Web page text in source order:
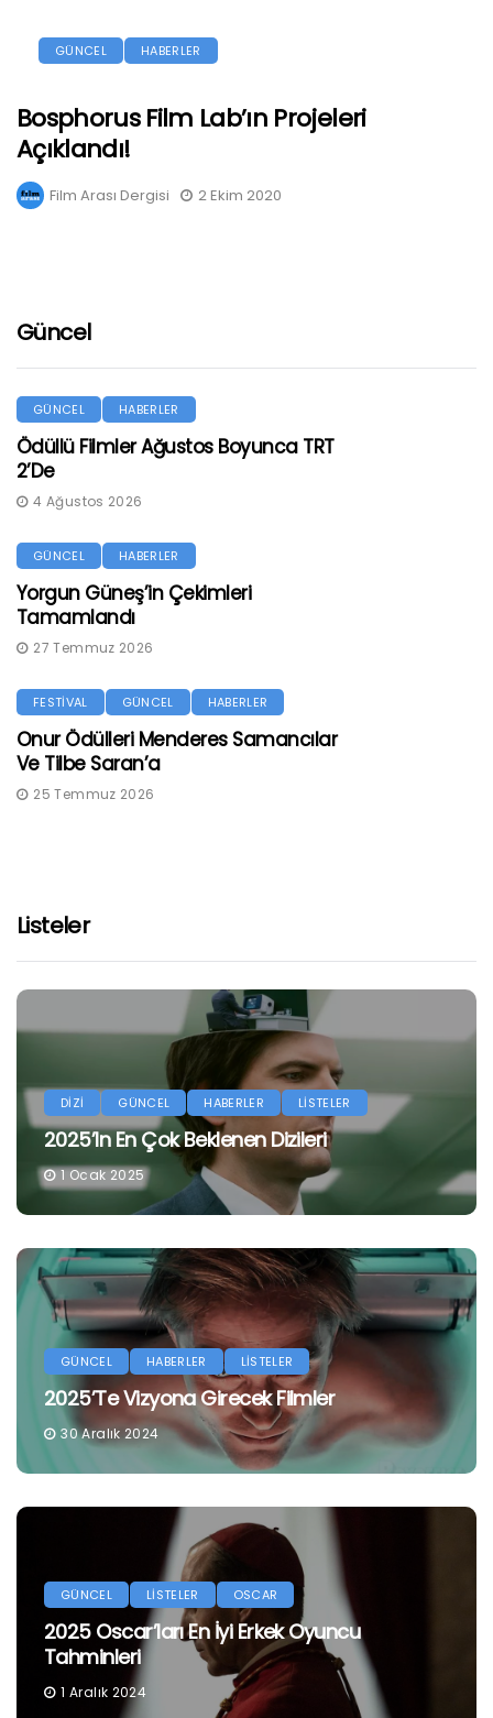
GÜNCEL HABERLER
Bosphorus Film Lab’ın Projeleri
Açıklandı!
Film Arası Dergisi 2 Ekim 2020
Güncel
GÜNCEL HABERLER
Ödüllü Filmler Ağustos Boyunca TRT
2’de
4 Ağustos 2026
GÜNCEL HABERLER
Yorgun Güneş’in Çekimleri
Tamamlandı
27 Temmuz 2026
FESTİVAL GÜNCEL HABERLER
Onur Ödülleri Menderes Samancılar
Ve Tilbe Saran’a
25 Temmuz 2026
Listeler
DİZİ GÜNCEL HABERLER LİSTELER
2025’in En Çok Beklenen Dizileri
1 Ocak 2025
GÜNCEL HABERLER LİSTELER
2025’te Vizyona Girecek Filmler
30 Aralık 2024
GÜNCEL LİSTELER OSCAR
2025 Oscar’ları En İyi Erkek Oyuncu
Tahminleri
1 Aralık 2024